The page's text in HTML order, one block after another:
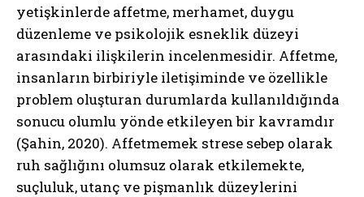
yetişkinlerde affetme, merhamet, duygu
düzenleme ve psikolojik esneklik düzeyi
arasındaki ilişkilerin incelenmesidir. Affetme,
insanların birbiriyle iletişiminde ve özellikle
problem oluşturan durumlarda kullanıldığında
sonucu olumlu yönde etkileyen bir kavramdır
(Şahin, 2020). Affetmemek strese sebep olarak
ruh sağlığını olumsuz olarak etkilemekte,
suçluluk, utanç ve pişmanlık düzeylerini